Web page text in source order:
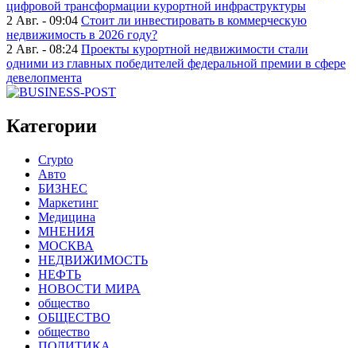
цифровой трансформации курортной инфраструктуры
2 Авг. - 09:04 Стоит ли инвестировать в коммерческую
недвижимость в 2026 году?
2 Авг. - 08:24 Проекты курортной недвижимости стали
одними из главных победителей федеральной премии в сфере
девелопмента
Категории
Crypto
Авто
БИЗНЕС
Маркетинг
Медицина
МНЕНИЯ
МОСКВА
НЕДВИЖИМОСТЬ
НЕФТЬ
НОВОСТИ МИРА
общество
ОБЩЕСТВО
общество